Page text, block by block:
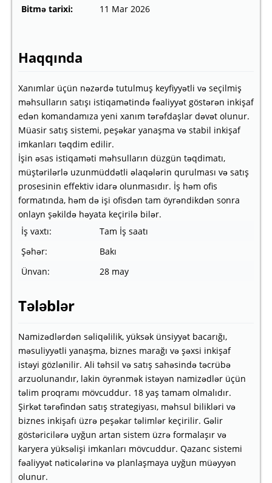
Bitmə tarixi: 11 Mar 2026
Haqqında
Xanımlar üçün nəzərdə tutulmuş keyfiyyətli və seçilmiş
məhsulların satışı istiqamətində fəaliyyət göstərən inkişaf
edən komandamıza yeni xanım tərəfdaşlar dəvət olunur.
Müasir satış sistemi, peşəkar yanaşma və stabil inkişaf
imkanları təqdim edilir.
İşin əsas istiqaməti məhsulların düzgün təqdimatı,
müştərilərlə uzunmüddətli əlaqələrin qurulması və satış
prosesinin effektiv idarə olunmasıdır. İş həm ofis
formatında, həm də işi ofisdən tam öyrəndikdən sonra
onlayn şəkildə həyata keçirilə bilər.
İş vaxtı:
Tam İş saatı
Şəhər:
Bakı
Ünvan:
28 may
Tələblər
Namizədlərdən səliqəlilik, yüksək ünsiyyət bacarığı,
məsuliyyətli yanaşma, biznes marağı və şəxsi inkişaf
istəyi gözlənilir. Ali təhsil və satış sahəsində təcrübə
arzuolunandır, lakin öyrənmək istəyən namizədlər üçün
təlim proqramı mövcuddur. 18 yaş tamam olmalıdır.
Şirkət tərəfindən satış strategiyası, məhsul bilikləri və
biznes inkişafı üzrə peşəkar təlimlər keçirilir. Gəlir
göstəricilərə uyğun artan sistem üzrə formalaşır və
karyera yüksəlişi imkanları mövcuddur. Qazanc sistemi
fəaliyyət nəticələrinə və planlaşmaya uyğun müəyyən
olunur.